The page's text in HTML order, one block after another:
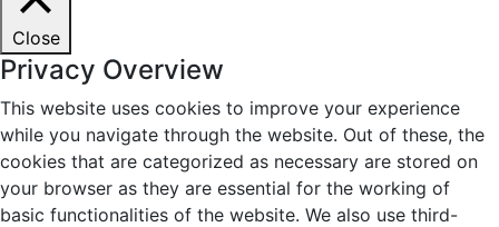
Close
Privacy Overview
This website uses cookies to improve your experience
while you navigate through the website. Out of these, the
cookies that are categorized as necessary are stored on
your browser as they are essential for the working of
basic functionalities of the website. We also use third-